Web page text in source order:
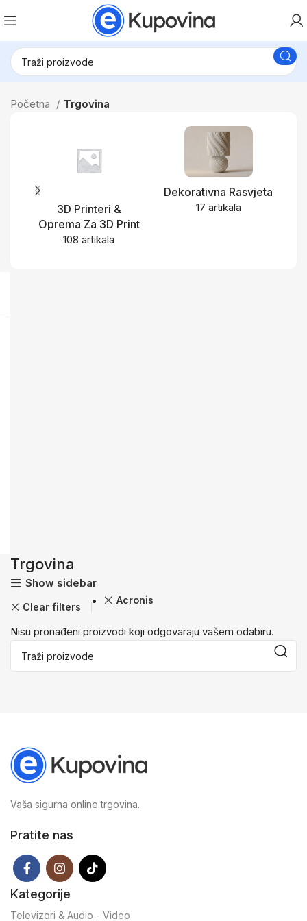
Početna Trgovina
3D Printeri &
Oprema Za 3D Print
108 artikala
Dekorativna Rasvjeta
17 artikala
Trgovina
Show sidebar
Clear filters
Acronis
Nisu pronađeni proizvodi koji odgovaraju vašem odabiru.
Vaša sigurna online trgovina.
Pratite nas
Kategorije
Televizori & Audio - Video